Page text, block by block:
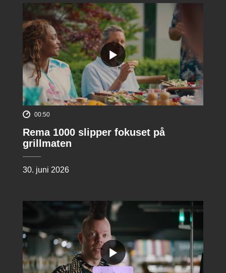
00:50
Rema 1000 slipper fokuset på
grillmaten
30. juni 2026